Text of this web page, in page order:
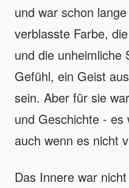
und war schon
verblasste Farbe,
und die unheimliche
Gefühl, ein Geist
sein. Aber für sie
und Geschichte - es
auch wenn es nicht
Das Innere war